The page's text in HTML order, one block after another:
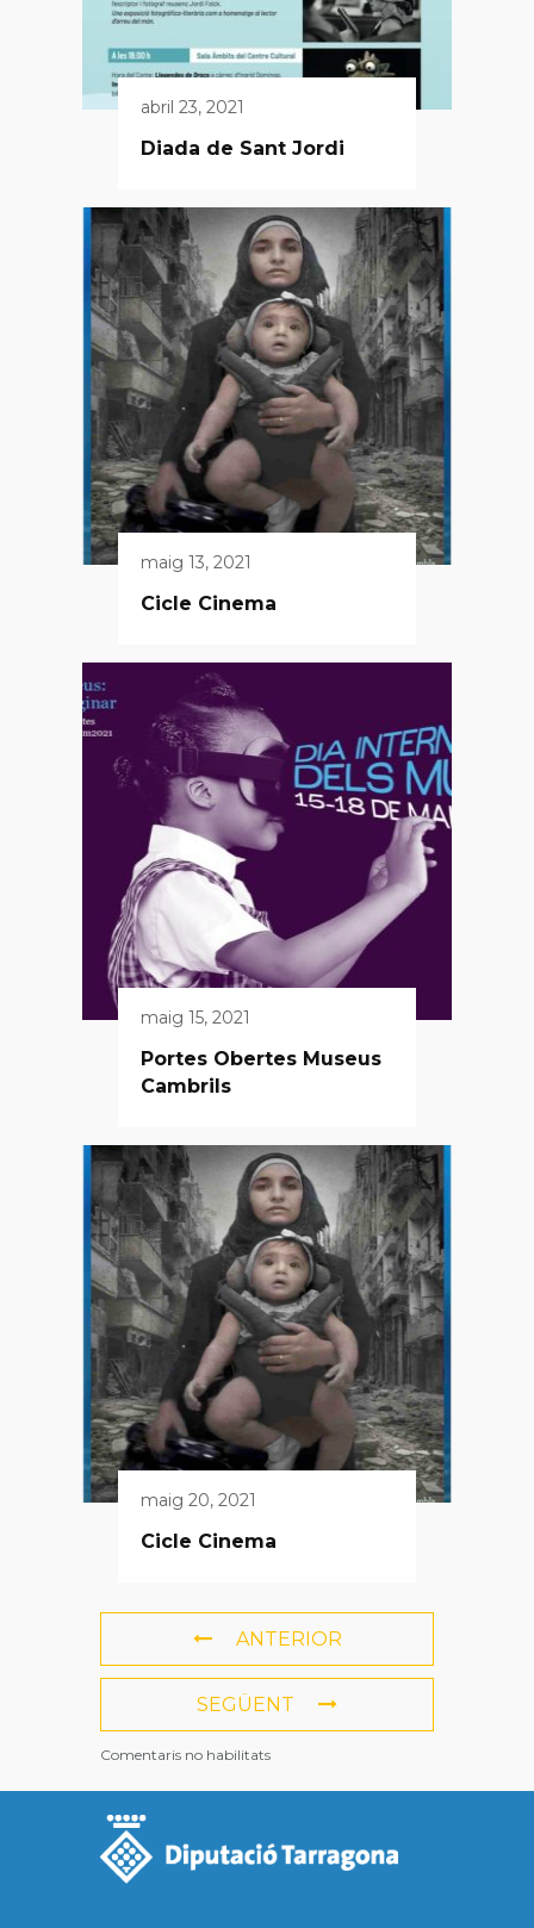
abril 23, 2021
Diada de Sant Jordi
maig 13, 2021
Cicle Cinema
maig 15, 2021
Portes Obertes Museus
Cambrils
maig 20, 2021
Cicle Cinema
ANTERIOR
SEGÜENT
Comentaris no habilitats